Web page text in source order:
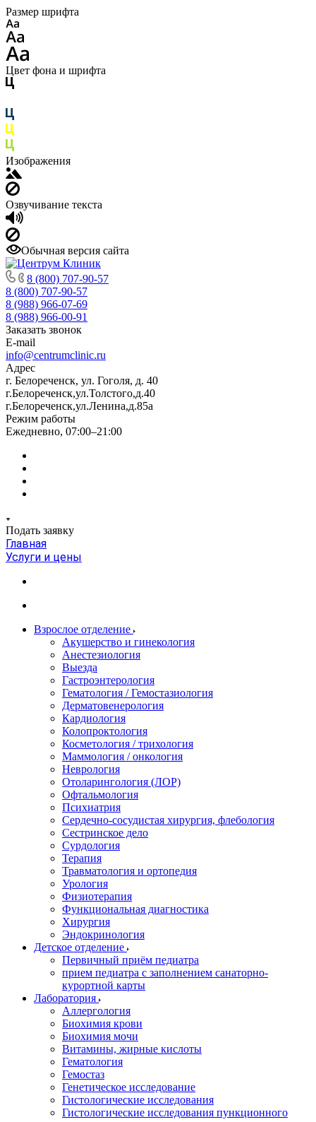
Размер шрифта
Цвет фона и шрифта
Изображения
Озвучивание текста
Обычная версия сайта
8 (800) 707-90-57
8 (800) 707-90-57
8 (988) 966-07-69
8 (988) 966-00-91
Заказать звонок
E-mail
info@centrumclinic.ru
Адрес
г. Белореченск, ул. Гоголя, д. 40
г.Белореченск,ул.Толстого,д.40
г.Белореченск,ул.Ленина,д.85а
Режим работы
Ежедневно, 07:00–21:00
Подать заявку
Главная
Услуги и цены
Взрослое отделение
Акушерство и гинекология
Анестезиология
Выезда
Гастроэнтерология
Гематология / Гемостазиология
Дерматовенерология
Кардиология
Колопроктология
Косметология / трихология
Маммология / онкология
Неврология
Отоларингология (ЛОР)
Офтальмология
Психиатрия
Сердечно-сосудистая хирургия, флебология
Сестринское дело
Сурдология
Терапия
Травматология и ортопедия
Урология
Физиотерапия
Функциональная диагностика
Хирургия
Эндокринология
Детское отделение
Первичный приём педиатра
прием педиатра с заполнением санаторно-
курортной карты
Лаборатория
Аллергология
Биохимия крови
Биохимия мочи
Витамины, жирные кислоты
Гематология
Гемостаз
Генетическое исследование
Гистологические исследования
Гистологические исследования пункционного